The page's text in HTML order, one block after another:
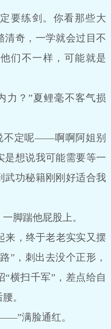
练剑。你看那些大
清奇，一学就会过目不
们不一样，可能就是
？”夏鲤毫不客气损
定呢――啊啊阿姐别
是想说我可能需要等一
武功秘籍刚刚好适合我
脚踹他屁股上。
，终于老老实实又摆
”，刺出去没个正形，
横扫千军”，差点给自
。
满脸通红。